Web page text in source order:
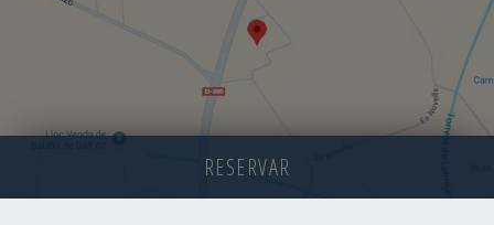
RESERVAR